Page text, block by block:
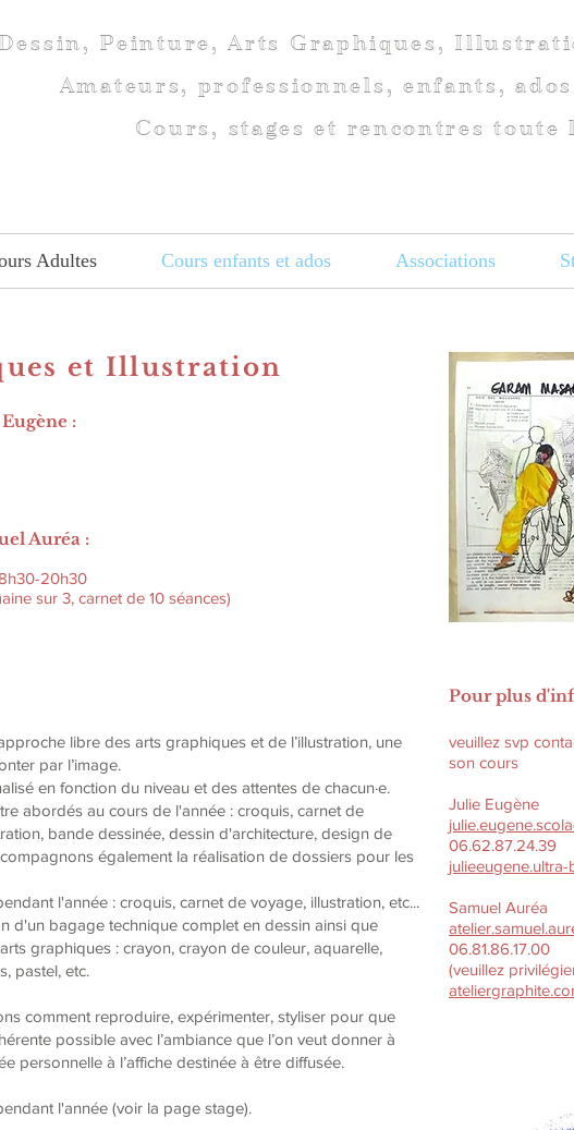
Peinture, Arts Graphiques,
Amateurs, professionnels, enfants,
Cours, stages et rencontres toute
Adultes Cours enfants et ados Associations
et Illustration
:
Auréa :
20h30
sur 3, carnet de 10 séances)
libre des arts graphiques et de l’illustration, une
par l’image.
en fonction du niveau et des attentes de chacun·e.
abordés au cours de l'année : croquis, carnet de
bande dessinée, dessin d'architecture, design de
également la réalisation de dossiers pour les
l'année : croquis, carnet de voyage, illustration, etc...
d'un bagage technique complet en dessin ainsi que
graphiques : crayon, crayon de couleur, aquarelle,
pastel, etc.
comment reproduire, expérimenter, styliser pour que
possible avec l’ambiance que l’on veut donner à
personnelle à l’affiche destinée à être diffusée.
l'année (voir la page stage).
Pour plus
veuillez svp
son cours
Julie Eugène
06.62.87.24.39
Samuel Auréa
06.81.86.17.00
(veuillez